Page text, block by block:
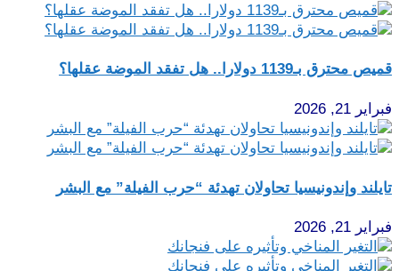
قميص محترق بـ1139 دولارا.. هل تفقد الموضة عقلها؟
فبراير 21, 2026
تايلند وإندونيسيا تحاولان تهدئة “حرب الفيلة” مع البشر
فبراير 21, 2026